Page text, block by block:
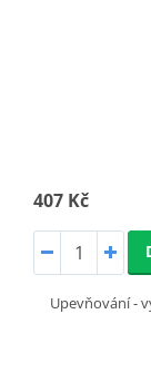
407 Kč
Upevňování -